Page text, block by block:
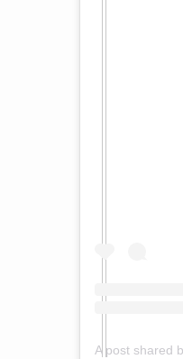
A post shared